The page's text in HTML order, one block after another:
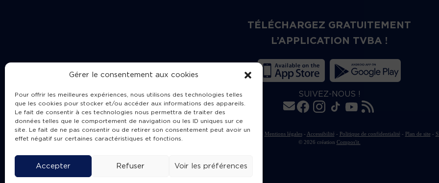
Gérer le consentement aux cookies
Pour offrir les meilleures expériences, nous utilisons des technologies telles
que les cookies pour stocker et/ou accéder aux informations des appareils.
Le fait de consentir à ces technologies nous permettra de traiter des
données telles que le comportement de navigation ou les ID uniques sur ce
site. Le fait de ne pas consentir ou de retirer son consentement peut avoir un
effet négatif sur certaines caractéristiques et fonctions.
Accepter Refuser Voir les préférences
TÉLÉCHARGEZ GRATUITEMENT
L’APPLICATION TVBA !
SUIVEZ-NOUS !
Charte de publication Mentions légales- Accessibilité- Politique de confidentialité- Plan de site-
© 2026 création Compos'it.